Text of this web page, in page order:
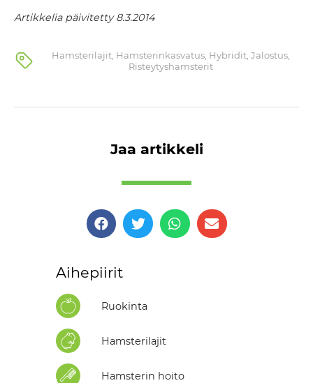
Artikkelia päivitetty 8.3.2014
Hamsterilajit, Hamsterinkasvatus, Hybridit, Jalostus,
Risteytyshamsterit
Jaa artikkeli
Aihepiirit
Ruokinta
Hamsterilajit
Hamsterin hoito